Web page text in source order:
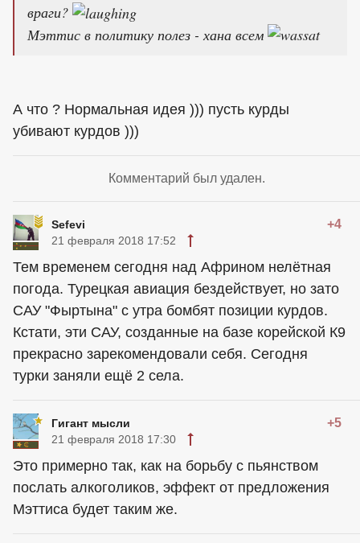
враги?
Мэттис в политику полез - хана всем
А что ? Нормальная идея ))) пусть курды
убивают курдов )))
Комментарий был удален.
Sefevi +4
21 февраля 2018 17:52
Тем временем сегодня над Африном нелётная
погода. Турецкая авиация бездействует, но зато
САУ "Фыртына" с утра бомбят позиции курдов.
Кстати, эти САУ, созданные на базе корейской К9
прекрасно зарекомендовали себя. Сегодня
турки заняли ещё 2 села.
Гигант мысли +5
21 февраля 2018 17:30
Это примерно так, как на борьбу с пьянством
послать алкоголиков, эффект от предложения
Мэттиса будет таким же.